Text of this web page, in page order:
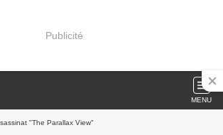
Publicité
MENU
"The Parallax View"